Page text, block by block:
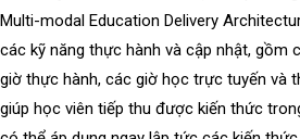
Multi-modal Education Delivery
các kỹ năng thực hành và cập nhật, gồm
giờ thực hành, các giờ học trực tuyến và
giúp học viên tiếp thu được kiến thức